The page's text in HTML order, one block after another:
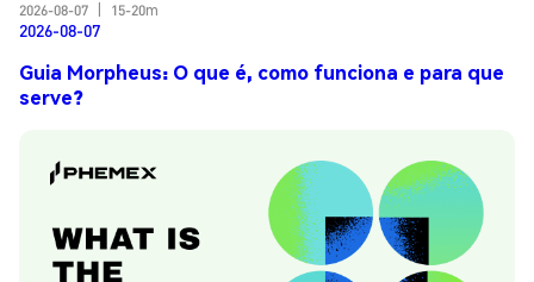
2026-08-07
15-20m
2026-08-07
Guia Morpheus: O que é, como funciona e para que
serve?